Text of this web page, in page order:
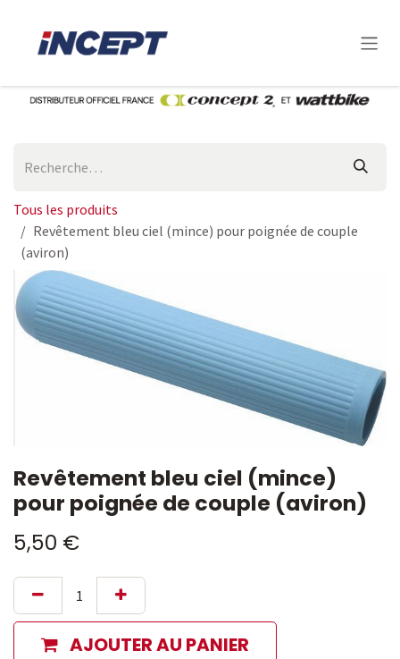
Tous les produits
Revêtement bleu ciel (mince) pour poignée de couple
(aviron)
Revêtement bleu ciel (mince)
pour poignée de couple (aviron)
5,50 €
AJOUTER AU PANIER